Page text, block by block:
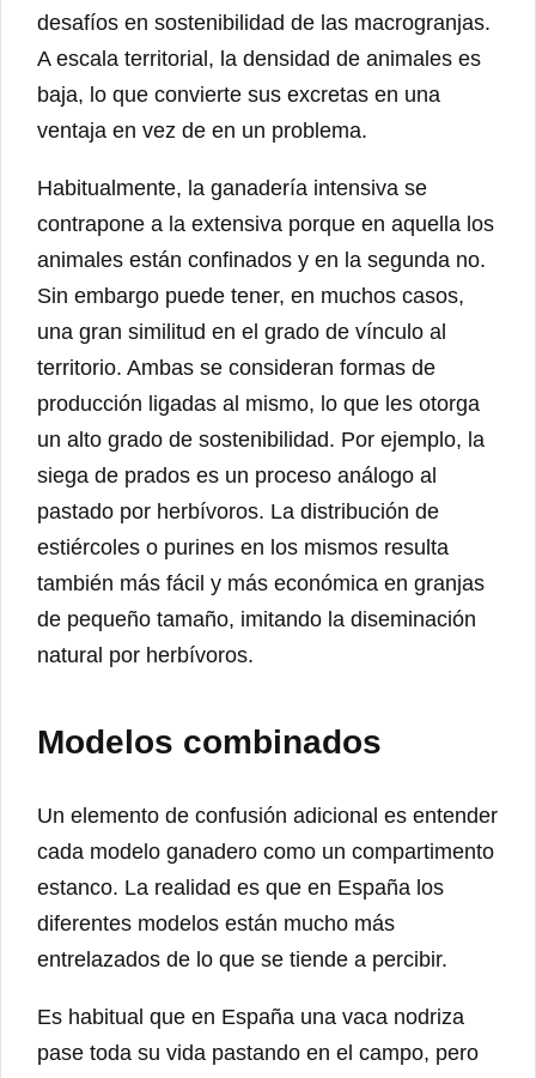
desafíos en sostenibilidad de las macrogranjas.
A escala territorial, la densidad de animales es
baja, lo que convierte sus excretas en una
ventaja en vez de en un problema.
Habitualmente, la ganadería intensiva se
contrapone a la extensiva porque en aquella los
animales están confinados y en la segunda no.
Sin embargo puede tener, en muchos casos,
una gran similitud en el grado de vínculo al
territorio. Ambas se consideran formas de
producción ligadas al mismo, lo que les otorga
un alto grado de sostenibilidad. Por ejemplo, la
siega de prados es un proceso análogo al
pastado por herbívoros. La distribución de
estiércoles o purines en los mismos resulta
también más fácil y más económica en granjas
de pequeño tamaño, imitando la diseminación
natural por herbívoros.
Modelos combinados
Un elemento de confusión adicional es entender
cada modelo ganadero como un compartimento
estanco. La realidad es que en España los
diferentes modelos están mucho más
entrelazados de lo que se tiende a percibir.
Es habitual que en España una vaca nodriza
pase toda su vida pastando en el campo, pero